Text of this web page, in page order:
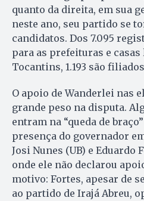
quanto da direita, em sua
neste ano, seu partido se
candidatos. Dos 7.095
para as prefeituras e
Tocantins, 1.193 são
O apoio de Wanderlei nas
grande peso na disputa.
entram na “queda de
presença do governador
Josi Nunes (UB) e Eduardo
onde ele não declarou
motivo: Fortes, apesar de
ao partido de Irajá Abreu,